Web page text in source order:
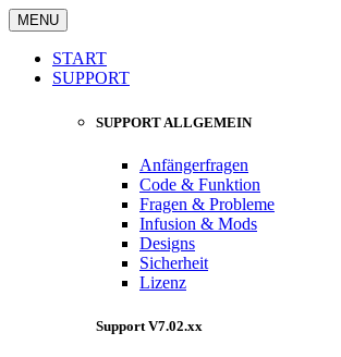
MENU
START
SUPPORT
SUPPORT ALLGEMEIN
Anfängerfragen
Code & Funktion
Fragen & Probleme
Infusion & Mods
Designs
Sicherheit
Lizenz
Support V7.02.xx